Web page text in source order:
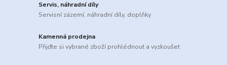
Servis, náhradní díly
Servisní zázemí, náhradní díly, doplňky
Kamenná prodejna
Přijďte si vybrané zboží prohlédnout a vyzkoušet